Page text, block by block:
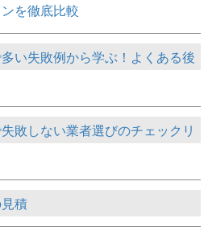
を徹底比較
い失敗例から学ぶ！よくある後
敗しない業者選びのチェックリ
積